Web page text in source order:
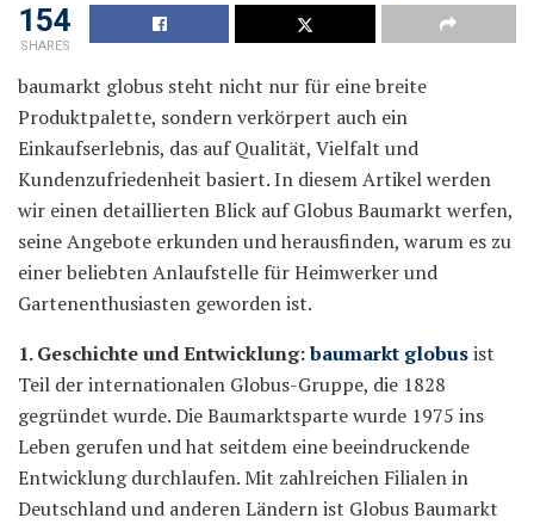
154
SHARES
baumarkt globus steht nicht nur für eine breite
Produktpalette, sondern verkörpert auch ein
Einkaufserlebnis, das auf Qualität, Vielfalt und
Kundenzufriedenheit basiert. In diesem Artikel werden
wir einen detaillierten Blick auf Globus Baumarkt werfen,
seine Angebote erkunden und herausfinden, warum es zu
einer beliebten Anlaufstelle für Heimwerker und
Gartenenthusiasten geworden ist.
1. Geschichte und Entwicklung:baumarkt globusist
Teil der internationalen Globus-Gruppe, die 1828
gegründet wurde. Die Baumarktsparte wurde 1975 ins
Leben gerufen und hat seitdem eine beeindruckende
Entwicklung durchlaufen. Mit zahlreichen Filialen in
Deutschland und anderen Ländern ist Globus Baumarkt